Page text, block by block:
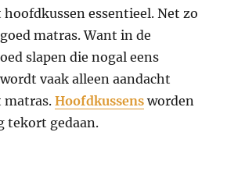
essentieel. Net zo
matras. Want in de
slapen die nogal eens
vaak alleen aandacht
matras.Hoofdkussens worden
tekort gedaan.